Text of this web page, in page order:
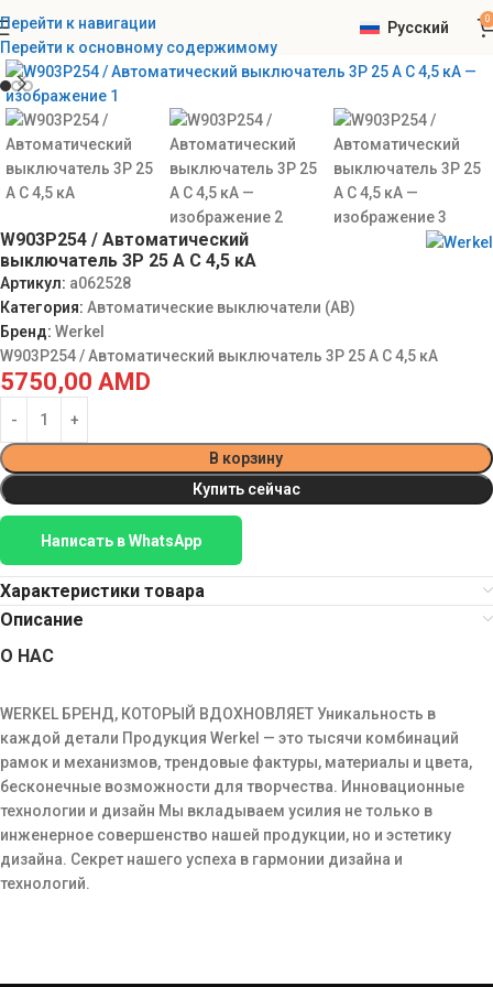
Перейти к навигации
Перейти к основному содержимому
Русский 0
Главная Werkel Автоматические выключатели (АВ)
W903P254 / Автоматический
выключатель 3P 25 A C 4,5 кА
Артикул: a062528
Категория: Автоматические выключатели (АВ)
Бренд: Werkel
W903P254 / Автоматический выключатель 3P 25 A C 4,5 кА
5750,00 AMD
В корзину
Купить сейчас
Написать в WhatsApp
Характеристики товара
Описание
О НАС
WERKEL БРЕНД, КОТОРЫЙ ВДОХНОВЛЯЕТ Уникальность в
каждой детали Продукция Werkel — это тысячи комбинаций
рамок и механизмов, трендовые фактуры, материалы и цвета,
бесконечные возможности для творчества. Инновационные
технологии и дизайн Мы вкладываем усилия не только в
инженерное совершенство нашей продукции, но и эстетику
дизайна. Секрет нашего успеха в гармонии дизайна и
технологий.